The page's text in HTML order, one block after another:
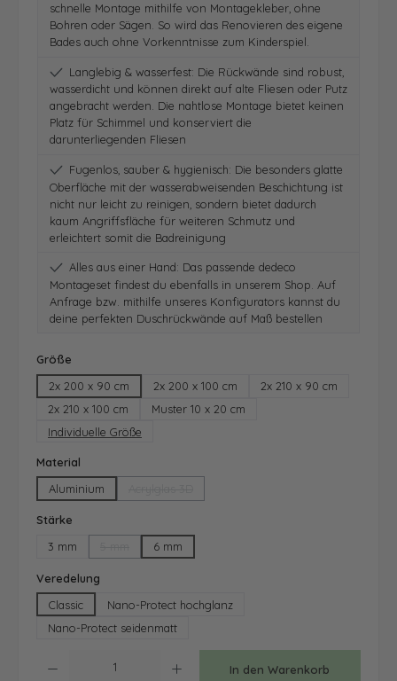
schnelle Montage mithilfe von Montagekleber, ohne
Bohren oder Sägen. So wird das Renovieren des eigene
Bades auch ohne Vorkenntnisse zum Kinderspiel.
Langlebig & wasserfest: Die Rückwände sind robust,
wasserdicht und können direkt auf alte Fliesen oder Putz
angebracht werden. Die nahtlose Montage bietet keinen
Platz für Schimmel und konserviert die
darunterliegenden Fliesen
Fugenlos, sauber & hygienisch: Die besonders glatte
Oberfläche mit der wasserabweisenden Beschichtung ist
nicht nur leicht zu reinigen, sondern bietet dadurch
kaum Angriffsfläche für weiteren Schmutz und
erleichtert somit die Badreinigung
Alles aus einer Hand: Das passende dedeco
Montageset findest du ebenfalls in unserem Shop. Auf
Anfrage bzw. mithilfe unseres Konfigurators kannst du
deine perfekten Duschrückwände auf Maß bestellen
Größe
2x 200 x 90 cm
2x 200 x 100 cm
2x 210 x 90 cm
2x 210 x 100 cm
Muster 10 x 20 cm
Individuelle Größe
Material
Aluminium
Stärke
3 mm
(Diese Option ist zurzeit nicht verfügbar.)
6 mm
Veredelung
Classic
Nano-Protect hochglanz
Nano-Protect seidenmatt
In den Warenkorb